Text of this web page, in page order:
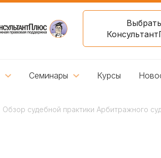
Выбрать
Семинары Курсы
Обзор судебной практики Арбитражного